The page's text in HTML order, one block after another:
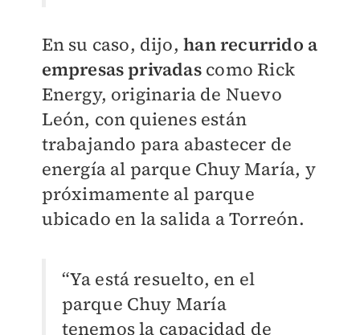
En su caso, dijo,han recurrido a
empresas privadas como Rick
Energy, originaria de Nuevo
León, con quienes están
trabajando para abastecer de
energía al parque Chuy María, y
próximamente al parque
ubicado en la salida a Torreón.
“Ya está resuelto, en el
parque Chuy María
tenemos la capacidad de